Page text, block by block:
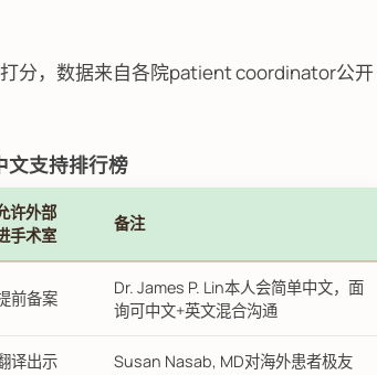
分，数据来自各院patient coordinator公开
文支持排行榜
许外部
手术室
备注
前备案
Dr. James P. Lin本人会简单中文，面
询可中文+英文混合沟通
译出示
Susan Nasab, MD对海外患者极友